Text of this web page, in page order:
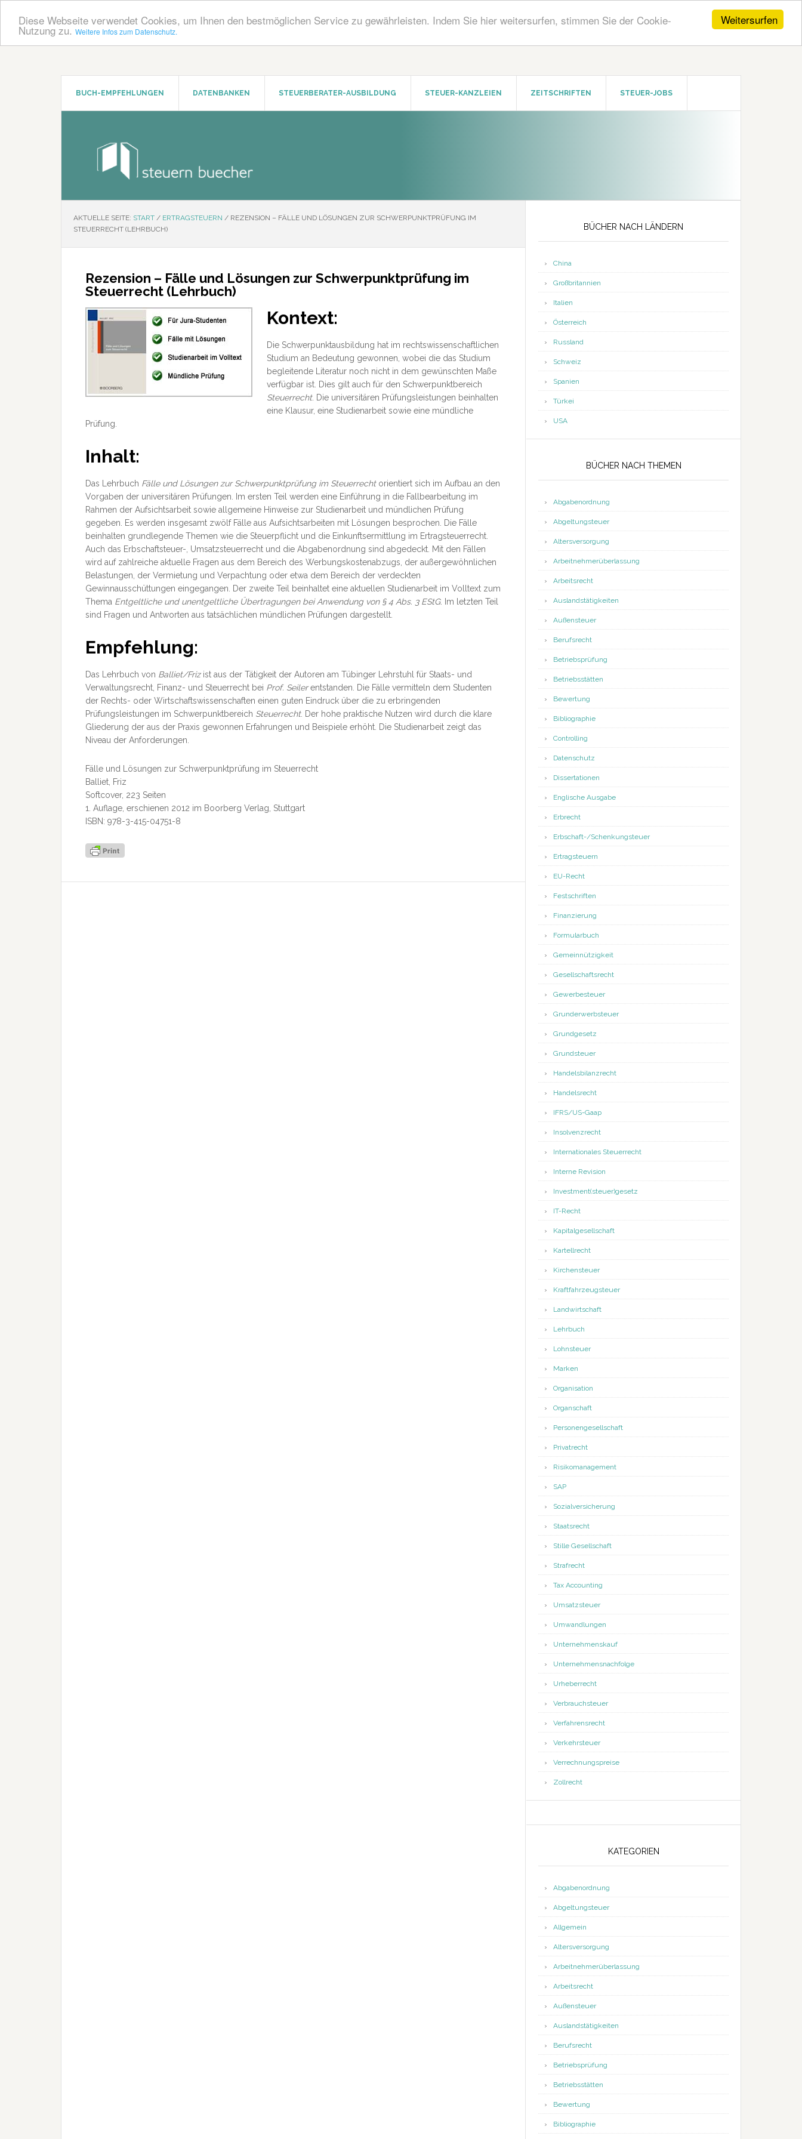
Weitersurfen
Diese Webseite verwendet Cookies, um Ihnen den bestmöglichen Service zu gewährleisten. Indem Sie hier weitersurfen, stimmen Sie der Cookie-
Nutzung zu. Weitere Infos zum Datenschutz.
Zum
Zur
BUCH-EMPFEHLUNGEN DATENBANKEN STEUERBERATER-AUSBILDUNG STEUER-KANZLEIEN ZEITSCHRIFTEN STEUER-JOBS
AKTUELLE SEITE: START / ERTRAGSTEUERN / REZENSION – FÄLLE UND LÖSUNGEN ZUR SCHWERPUNKTPRÜFUNG IM
STEUERRECHT (LEHRBUCH)
Rezension – Fälle und Lösungen zur Schwerpunktprüfung im
Steuerrecht (Lehrbuch)
Kontext:
Die Schwerpunktausbildung hat im rechtswissenschaftlichen
Studium an Bedeutung gewonnen, wobei die das Studium
begleitende Literatur noch nicht in dem gewünschten Maße
verfügbar ist. Dies gilt auch für den Schwerpunktbereich
Steuerrecht. Die universitären Prüfungsleistungen beinhalten
eine Klausur, eine Studienarbeit sowie eine mündliche
Prüfung.
Inhalt:
Das Lehrbuch Fälle und Lösungen zur Schwerpunktprüfung im Steuerrechtorientiert sich im Aufbau an den
Vorgaben der universitären Prüfungen. Im ersten Teil werden eine Einführung in die Fallbearbeitung im
Rahmen der Aufsichtsarbeit sowie allgemeine Hinweise zur Studienarbeit und mündlichen Prüfung
gegeben. Es werden insgesamt zwölf Fälle aus Aufsichtsarbeiten mit Lösungen besprochen. Die Fälle
beinhalten grundlegende Themen wie die Steuerpflicht und die Einkunftsermittlung im Ertragsteuerrecht.
Auch das Erbschaftsteuer-, Umsatzsteuerrecht und die Abgabenordnung sind abgedeckt. Mit den Fällen
wird auf zahlreiche aktuelle Fragen aus dem Bereich des Werbungskostenabzugs, der außergewöhnlichen
Belastungen, der Vermietung und Verpachtung oder etwa dem Bereich der verdeckten
Gewinnausschüttungen eingegangen. Der zweite Teil beinhaltet eine aktuellen Studienarbeit im Volltext zum
Thema Entgeltliche und unentgeltliche Übertragungen bei Anwendung von § 4 Abs. 3 EStG. Im letzten Teil
sind Fragen und Antworten aus tatsächlichen mündlichen Prüfungen dargestellt.
Empfehlung:
Das Lehrbuch von Balliet/Friz ist aus der Tätigkeit der Autoren am Tübinger Lehrstuhl für Staats- und
Verwaltungsrecht, Finanz- und Steuerrecht bei Prof. Seilerentstanden. Die Fälle vermitteln dem Studenten
der Rechts- oder Wirtschaftswissenschaften einen guten Eindruck über die zu erbringenden
Prüfungsleistungen im Schwerpunktbereich Steuerrecht. Der hohe praktische Nutzen wird durch die klare
Gliederung der aus der Praxis gewonnen Erfahrungen und Beispiele erhöht. Die Studienarbeit zeigt das
Niveau der Anforderungen.
Fälle und Lösungen zur Schwerpunktprüfung im Steuerrecht
Balliet, Friz
Softcover, 223 Seiten
1. Auflage, erschienen 2012 im Boorberg Verlag, Stuttgart
ISBN: 978-3-415-04751-8
BÜCHER NACH LÄNDERN
China
Großbritannien
Italien
Österreich
Russland
Schweiz
Spanien
Türkei
USA
BÜCHER NACH THEMEN
Abgabenordnung
Abgeltungsteuer
Altersversorgung
Arbeitnehmerüberlassung
Arbeitsrecht
Auslandstätigkeiten
Außensteuer
Berufsrecht
Betriebsprüfung
Betriebsstätten
Bewertung
Bibliographie
Controlling
Datenschutz
Dissertationen
Englische Ausgabe
Erbrecht
Erbschaft-/Schenkungsteuer
Ertragsteuern
EU-Recht
Festschriften
Finanzierung
Formularbuch
Gemeinnützigkeit
Gesellschaftsrecht
Gewerbesteuer
Grunderwerbsteuer
Grundgesetz
Grundsteuer
Handelsbilanzrecht
Handelsrecht
IFRS/US-Gaap
Insolvenzrecht
Internationales Steuerrecht
Interne Revision
Investment(steuer)gesetz
IT-Recht
Kapitalgesellschaft
Kartellrecht
Kirchensteuer
Kraftfahrzeugsteuer
Landwirtschaft
Lehrbuch
Lohnsteuer
Marken
Organisation
Organschaft
Personengesellschaft
Privatrecht
Risikomanagement
SAP
Sozialversicherung
Staatsrecht
Stille Gesellschaft
Strafrecht
Tax Accounting
Umsatzsteuer
Umwandlungen
Unternehmenskauf
Unternehmensnachfolge
Urheberrecht
Verbrauchsteuer
Verfahrensrecht
Verkehrsteuer
Verrechnungspreise
Zollrecht
KATEGORIEN
Abgabenordnung
Abgeltungsteuer
Allgemein
Altersversorgung
Arbeitnehmerüberlassung
Arbeitsrecht
Außensteuer
Auslandstätigkeiten
Berufsrecht
Betriebsprüfung
Betriebsstätten
Bewertung
Bibliographie